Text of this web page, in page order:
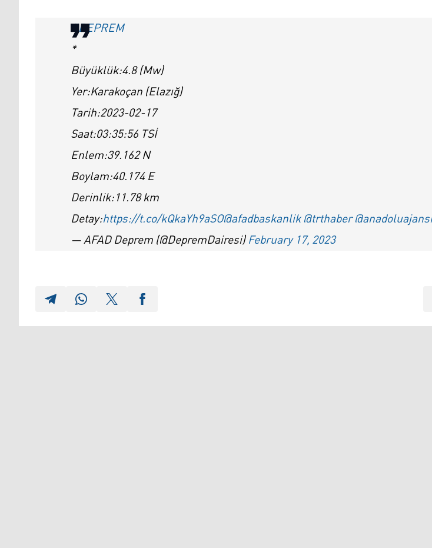
#DEPREM
*
Büyüklük:4.8 (Mw)
Yer:Karakoçan (Elazığ)
Tarih:2023-02-17
Saat:03:35:56 TSİ
Enlem:39.162 N
Boylam:40.174 E
Derinlik:11.78 km
Detay:https://t.co/kQkaYh9aSO@afadbaskanlik@trthaber@anadoluajansi
— AFAD Deprem (@DepremDairesi)February 17, 2023